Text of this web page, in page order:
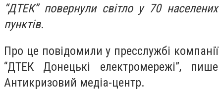
“ДТЕК” повернули світло у 70 населених
пунктів.
Про це повідомили у пресслужбі компанії
“ДТЕК Донецькі електромережі”, пише
Антикризовий медіа-центр.